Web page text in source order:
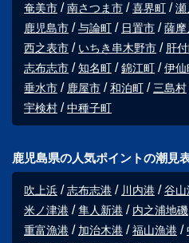
奄美市
南さつま市 喜界町 瀬
鹿児島市
与論町 日置市 薩摩
西之表市
いちき串木野市 肝
志布志市
知名町 錦江町 伊仙
垂水市
鹿屋市 和泊町 三島村
宇検村
中種子町
鹿児島県の人気ポイントの潮見
吹上浜 志布志港 川内港 谷山
米ノ津港
隼人新港 内之浦地磯
重富漁港
加治木港 福山漁港